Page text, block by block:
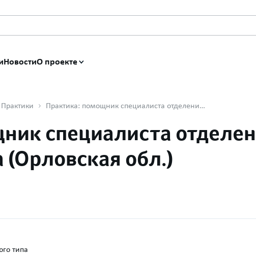
НовостиО проекте
Практики Практика: помощник специалиста отделения растениеводства (Орловская обл.)
специалиста
(Орловская обл.)
типа